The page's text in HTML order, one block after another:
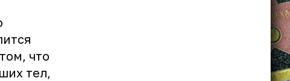
что
тел,